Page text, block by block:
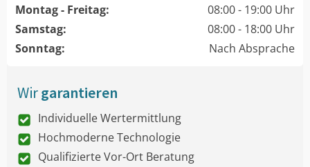
Montag - Freitag:
08:00 - 19:00 Uhr
Samstag:
08:00 - 18:00 Uhr
Sonntag:
Nach Absprache
Wirgarantieren
Individuelle Wertermittlung
Hochmoderne Technologie
Qualifizierte Vor-Ort Beratung